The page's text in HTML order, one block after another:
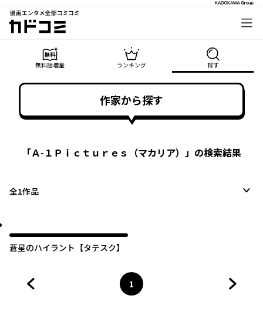
漫画エンタメ全部コミコミ
カドコミ
無料話増量 ランキング 探す
作家から探す
「Ａ-１Ｐｉｃｔｕｒｅｓ（マカリア） 」の検索結果
全1作品
蒼星のハイラント【タテスク】
ページ
1
へ